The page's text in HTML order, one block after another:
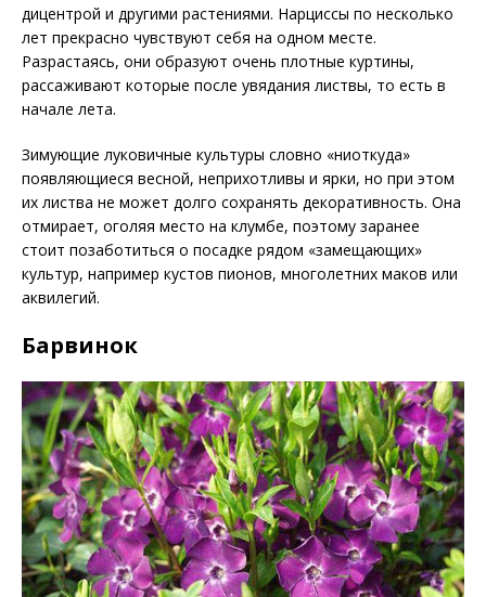
дицентрой и другими растениями. Нарциссы по несколько
лет прекрасно чувствуют себя на одном месте.
Разрастаясь, они образуют очень плотные куртины,
рассаживают которые после увядания листвы, то есть в
начале лета.
Зимующие луковичные культуры словно «ниоткуда»
появляющиеся весной, неприхотливы и ярки, но при этом
их листва не может долго сохранять декоративность. Она
отмирает, оголяя место на клумбе, поэтому заранее
стоит позаботиться о посадке рядом «замещающих»
культур, например кустов пионов, многолетних маков или
аквилегий.
Барвинок